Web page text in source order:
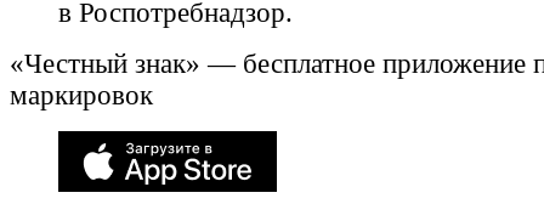
в Роспотребнадзор.
«Честный знак» — бесплатное приложение
маркировок